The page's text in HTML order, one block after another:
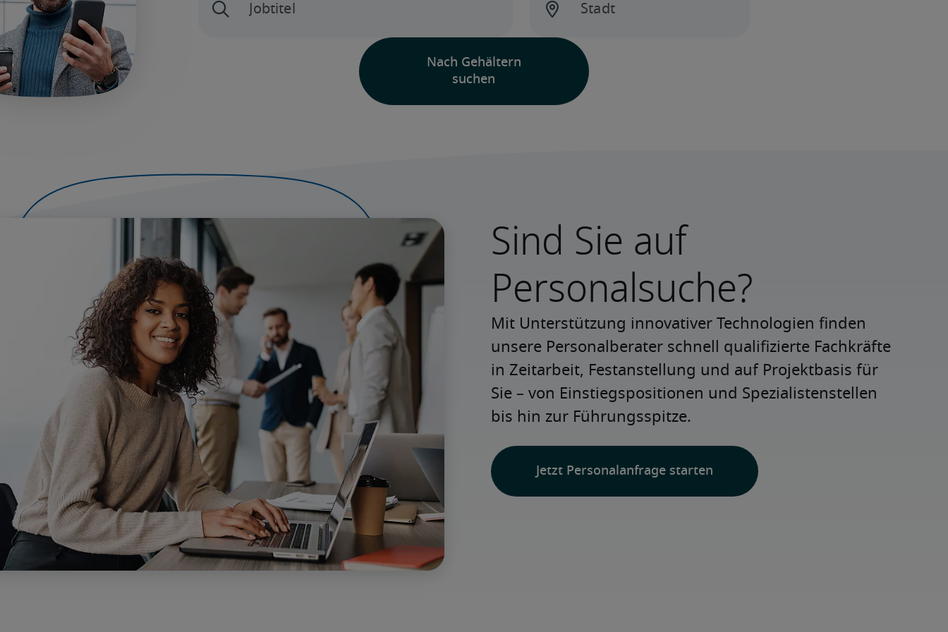
Sind Sie auf
Personalsuche?
Mit Unterstützung innovativer Technologien finden
unsere Personalberater schnell qualifizierte Fachkräfte
in Zeitarbeit, Festanstellung und auf Projektbasis für
Sie – von Einstiegspositionen und Spezialistenstellen
bis hin zur Führungsspitze.
Jetzt Personalanfrage starten